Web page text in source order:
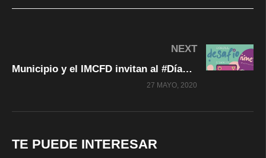
NEXT
Municipio y el IMCFD invitan al #DíadelDesafioMX20. (Clase de zumba a cargo de Nancy Morales ) Transmisión en VIVO 100%
27 MAYO, 2020
TE PUEDE INTERESAR